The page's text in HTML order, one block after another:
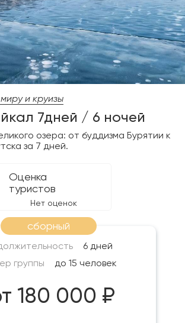
и круизы
7дней / 6 ночей
озера: от буддизма Бурятии к
за 7 дней.
Оценка
туристов
Нет оценок
сборный
6 дней
группы
до 15 человек
180 000 ₽